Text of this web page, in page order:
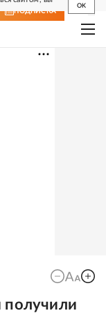
OK
ПОДПИСКА
получили